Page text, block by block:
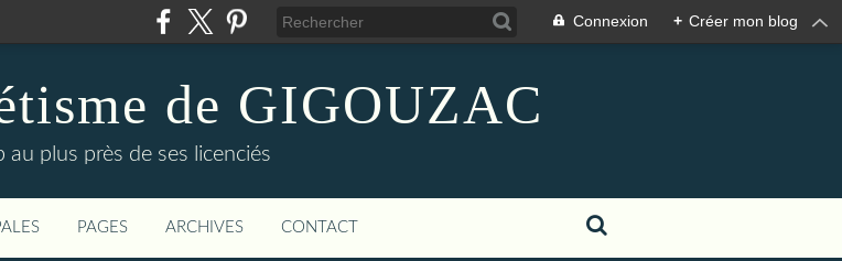
Connexion + Créer mon blog
de GIGOUZAC
au plus près de ses licenciés
PAGES ARCHIVES CONTACT